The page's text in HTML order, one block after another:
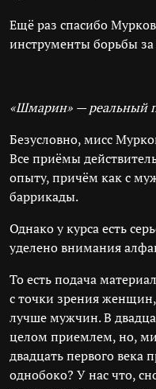
Ещё раз спасибо
инструменты борьбы
«Шмарин» — реальный
Безусловно, мисс
Все приёмы
опыту, причём как с
баррикады.
Однако у курса есть
уделено внимания
То есть подача
с точки зрения
лучше мужчин. В
целом приемлем, но,
двадцать первого века
однобоко? У нас что,